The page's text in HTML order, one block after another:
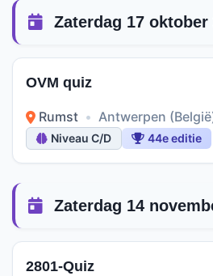
Zaterdag 17 oktober
OVM quiz
Rumst • Antwerpen
Niveau C/D 44e editie
Zaterdag 14
2801-Quiz